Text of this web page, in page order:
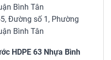
Bình Tân
Đường số 1, Phường
Bình Tân
HDPE 63 Nhựa Bình